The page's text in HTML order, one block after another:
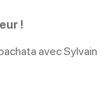
!
avec Sylvain